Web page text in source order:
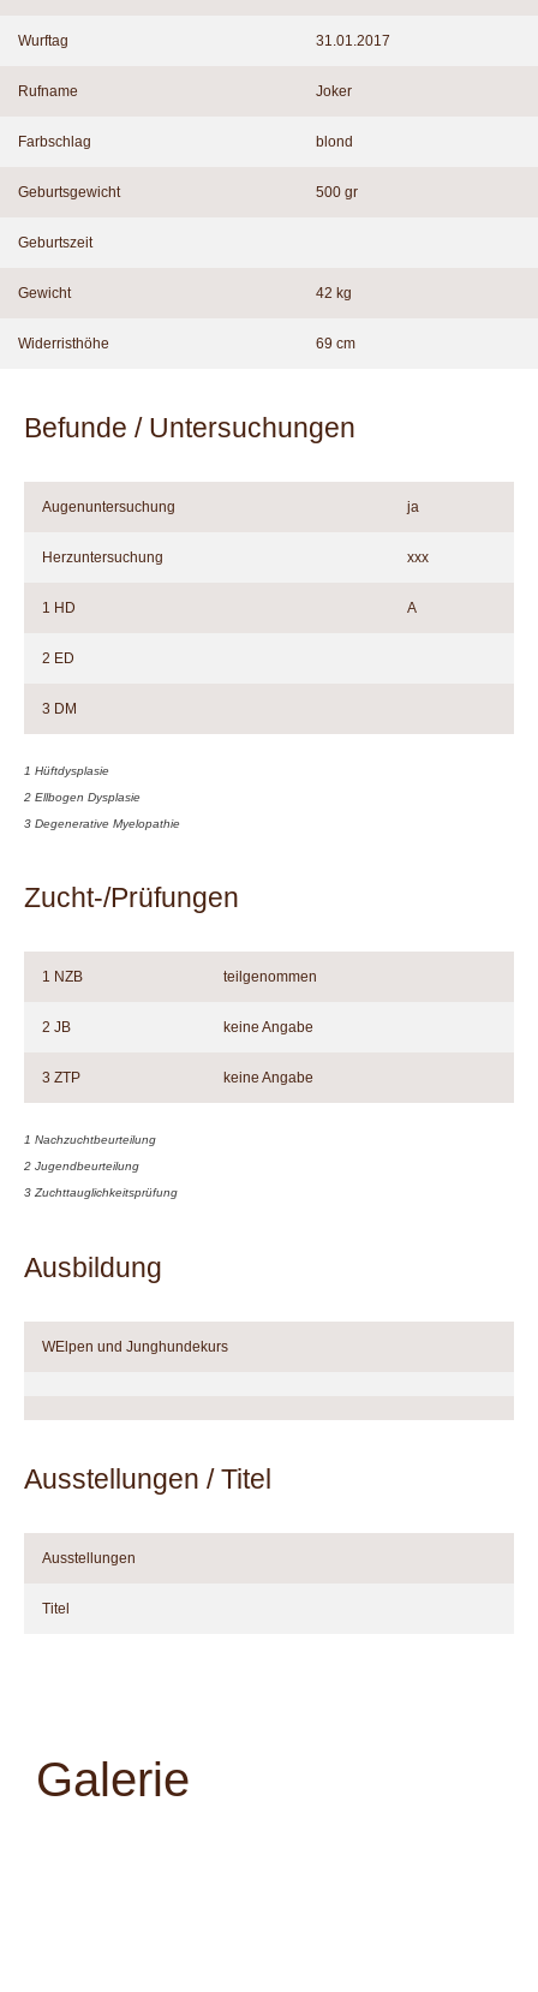
Wurftag 31.01.2017
Rufname Joker
Farbschlag blond
Geburtsgewicht 500 gr
Geburtszeit
Gewicht 42 kg
Widerristhöhe 69 cm
Befunde / Untersuchungen
Augenuntersuchung ja
Herzuntersuchung xxx
1 HD A
2 ED
3 DM
1 Hüftdysplasie
2 Ellbogen Dysplasie
3 Degenerative Myelopathie
Zucht-/Prüfungen
1 NZB teilgenommen
2 JB keine Angabe
3 ZTP keine Angabe
1 Nachzuchtbeurteilung
2 Jugendbeurteilung
3 Zuchttauglichkeitsprüfung
Ausbildung
WElpen und Junghundekurs
Ausstellungen / Titel
Ausstellungen
Titel
Galerie